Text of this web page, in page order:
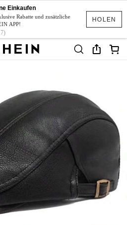
HOLEN
Einkaufen
Rabatte und zusätzliche
APP!